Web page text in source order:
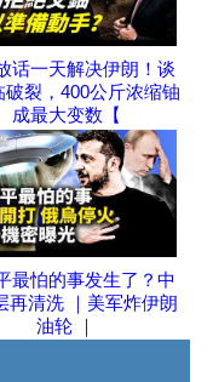
话一天解决伊朗！谈
破裂，400公斤浓缩铀
成最大变数【
最怕的事发生了？中
再清洗 ｜美军炸伊朗
油轮 ｜